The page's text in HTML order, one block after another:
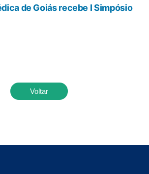
de Goiás recebe I Simpósio
Voltar